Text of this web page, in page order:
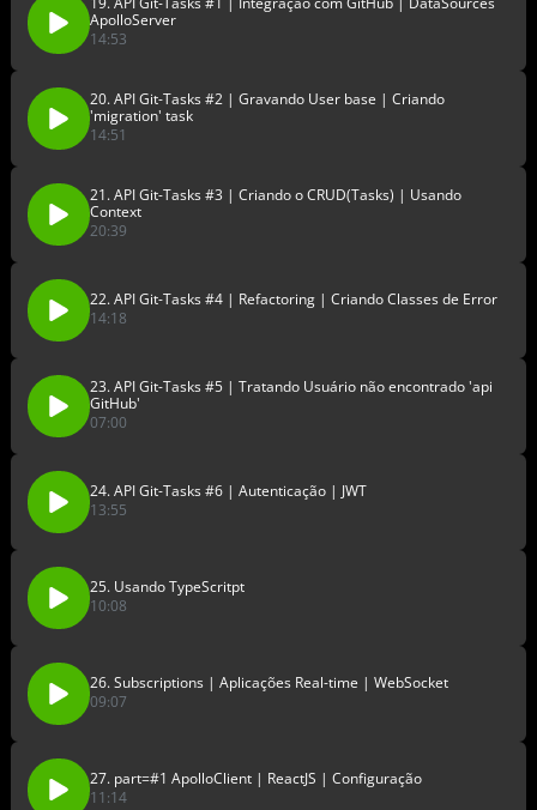
ApolloServer
14:53
20. API Git-Tasks #2 | Gravando User base | Criando
'migration' task
14:51
21. API Git-Tasks #3 | Criando o CRUD(Tasks) | Usando
Context
20:39
22. API Git-Tasks #4 | Refactoring | Criando Classes de Error
14:18
23. API Git-Tasks #5 | Tratando Usuário não encontrado 'api
GitHub'
07:00
24. API Git-Tasks #6 | Autenticação | JWT
13:55
25. Usando TypeScritpt
10:08
26. Subscriptions | Aplicações Real-time | WebSocket
09:07
27. part=#1 ApolloClient | ReactJS | Configuração
11:14